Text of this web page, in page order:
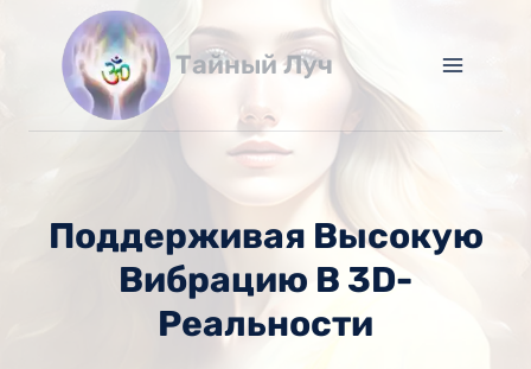
содержимому
Тайный Луч
Поддерживая Высокую
Вибрацию В 3D-
Реальности